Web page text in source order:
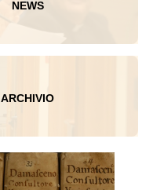
NEWS
ARCHIVIO